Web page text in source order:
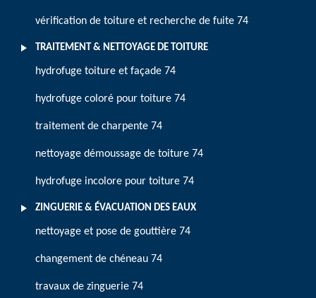
vérification de toiture et recherche de fuite 74
TRAITEMENT & NETTOYAGE DE TOITURE
hydrofuge toiture et façade 74
hydrofuge coloré pour toiture 74
traitement de charpente 74
nettoyage démoussage de toiture 74
hydrofuge incolore pour toiture 74
ZINGUERIE & ÉVACUATION DES EAUX
nettoyage et pose de gouttière 74
changement de chéneau 74
travaux de zinguerie 74